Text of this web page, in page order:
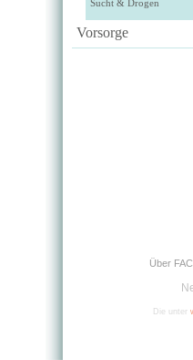
Sucht & Drogen
Vorsorge
Über
Die unter